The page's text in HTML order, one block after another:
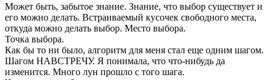
Может быть, забытое знание. Знание, что выбор существует и
его можно делать. Встраиваемый кусочек свободного места,
откуда можно делать выбор. Место выбора.
Точка выбора.
Как бы то ни было, алгоритм для меня стал еще одним шагом.
Шагом НАВСТРЕЧУ. Я понимала, что что-нибудь да
изменится. Много лун прошло с того шага.